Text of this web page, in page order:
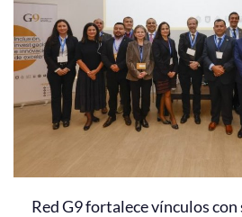
Red G9 fortalece vínculos con